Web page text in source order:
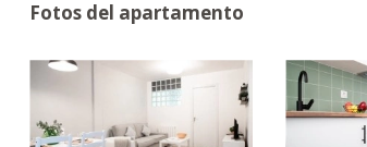
Fotos del apartamento